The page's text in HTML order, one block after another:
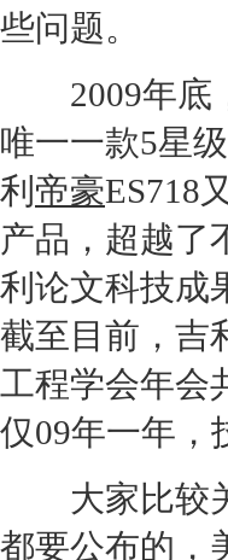
些问题。
2009年底
唯一一款5星
利 帝豪ES718
产品，超越了
利论文科技成
截至目前， 吉
工程学会年会
仅09年一年，
大家比较
都要公布的，